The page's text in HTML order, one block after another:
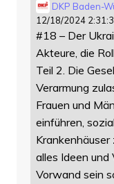
DKP Baden-
12/18/2024
#18 – Der
Akteure, die
Teil 2. Die
Verarmung
Frauen und
einführen,
alles Ideen und
Vorwand sein